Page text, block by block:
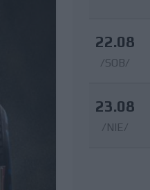
22.08
/SOB/
23.08
/NIE/